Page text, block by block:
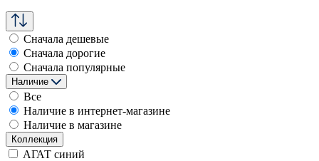
Сначала дешевые
Сначала дорогие
Сначала популярные
Наличие
Все
Наличие в интернет-магазине
Наличие в магазине
Коллекция
АГАТ синий